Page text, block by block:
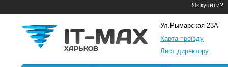
Як купити?
Ул.Рымарская 23А
Карта проїзду
Лист директору